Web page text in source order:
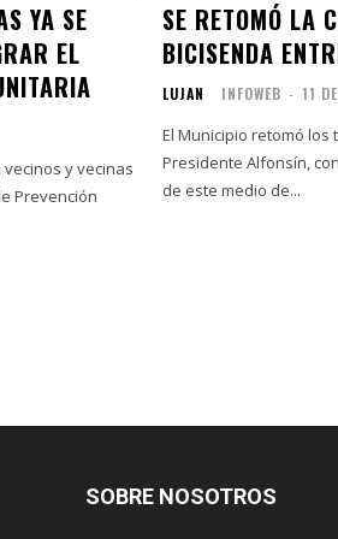
YA SE
EL
y vecinas
Prevención
SE RETOMÓ LA
BICISENDA
LUJAN INFOWEB - 11
El Municipio retomó
Presidente Alfonsín,
de este medio de...
SOBRE NOSOTROS